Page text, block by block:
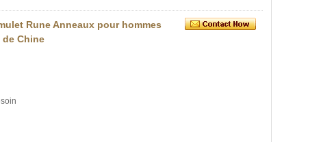
Rune Anneaux pour hommes
Chine